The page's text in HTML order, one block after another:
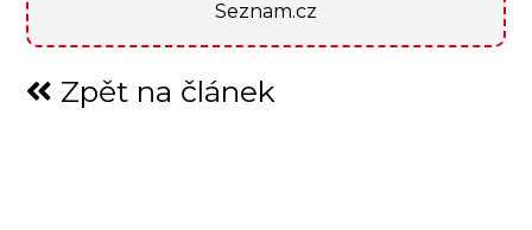
Seznam.cz
Zpět na článek